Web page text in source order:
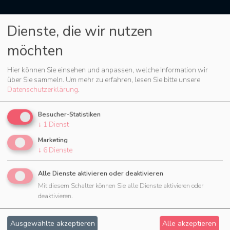
459
Jetzt 30 Tage testen
Fragen?
Schreiben Sie uns. Falls erwünscht, beraten
wir Sie auch in einem persönlichen Telefonat.
Dienste, die wir nutzen
möchten
Hier können Sie einsehen und anpassen, welche Information wir
über Sie sammeln. Um mehr zu erfahren, lesen Sie bitte unsere
Datenschutzerklärung.
Besucher-Statistiken
↓ 1 Dienst
Marketing
↓ 6 Dienste
Alle Dienste aktivieren oder deaktivieren
Mit diesem Schalter können Sie alle Dienste aktivieren oder
deaktivieren.
Ausgewählte akzeptieren Alle akzeptieren